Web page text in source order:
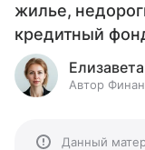
жилье,
кредитный
Автор
Данный